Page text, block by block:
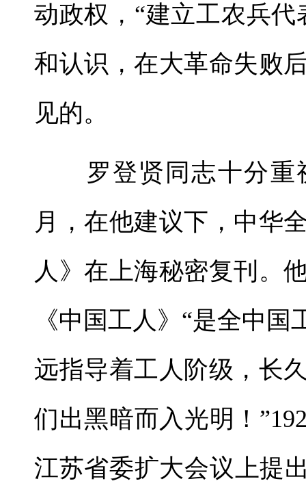
动政权，“建立工农兵
和认识，在大革命失败
见的。
罗登贤同志十分重
月，在他建议下，中华
人》在上海秘密复刊。
《中国工人》“是全中
远指导着工人阶级，长
们出黑暗而入光明！
江苏省委扩大会议上提